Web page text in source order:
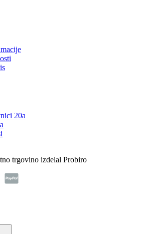
20a
trgovino izdelal Probiro